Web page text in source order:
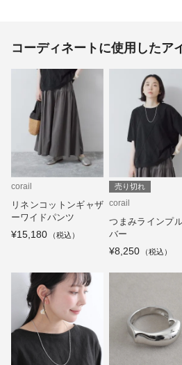
コーディネートに使用したア
corail
リネンコットンギャザ
ーワイドパンツ
¥15,180
売り切れ
corail
つまみラインプ
バー
¥8,250